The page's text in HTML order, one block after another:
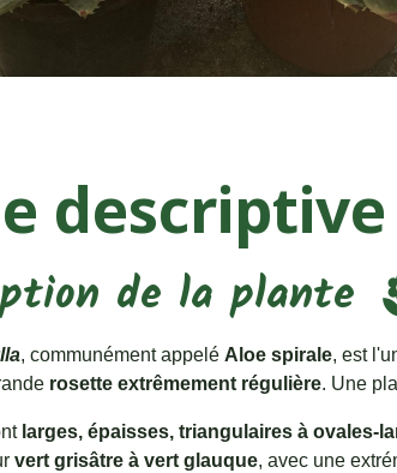
de la plante
, communément appeléAloe spirale, est
rosette extrêmement régulière. Une
larges, épaisses, triangulaires à ovales-
vert grisâtre à vert glauque, avec une